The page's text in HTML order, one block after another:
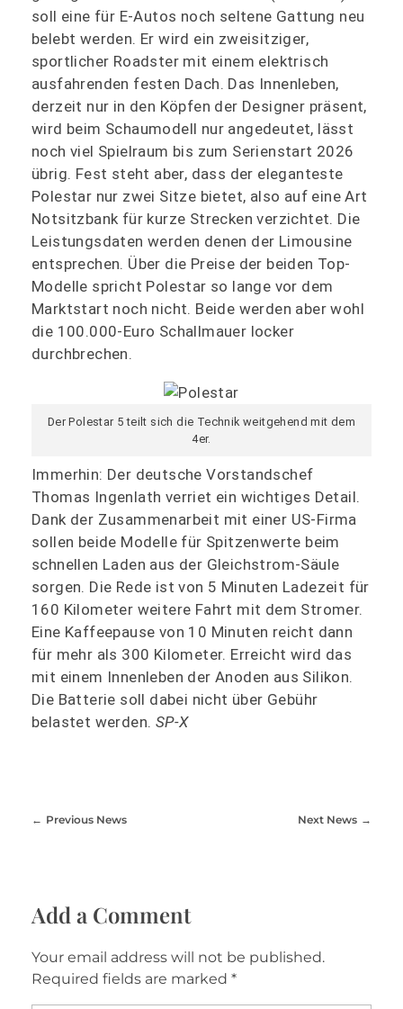
soll eine für E-Autos noch seltene Gattung neu
belebt werden. Er wird ein zweisitziger,
sportlicher Roadster mit einem elektrisch
ausfahrenden festen Dach. Das Innenleben,
derzeit nur in den Köpfen der Designer präsent,
wird beim Schaumodell nur angedeutet, lässt
noch viel Spielraum bis zum Serienstart 2026
übrig. Fest steht aber, dass der eleganteste
Polestar nur zwei Sitze bietet, also auf eine Art
Notsitzbank für kurze Strecken verzichtet. Die
Leistungsdaten werden denen der Limousine
entsprechen. Über die Preise der beiden Top-
Modelle spricht Polestar so lange vor dem
Marktstart noch nicht. Beide werden aber wohl
die 100.000-Euro Schallmauer locker
durchbrechen.
Der Polestar 5 teilt sich die Technik weitgehend mit dem
4er.
Immerhin: Der deutsche Vorstandschef
Thomas Ingenlath verriet ein wichtiges Detail.
Dank der Zusammenarbeit mit einer US-Firma
sollen beide Modelle für Spitzenwerte beim
schnellen Laden aus der Gleichstrom-Säule
sorgen. Die Rede ist von 5 Minuten Ladezeit für
160 Kilometer weitere Fahrt mit dem Stromer.
Eine Kaffeepause von 10 Minuten reicht dann
für mehr als 300 Kilometer. Erreicht wird das
mit einem Innenleben der Anoden aus Silikon.
Die Batterie soll dabei nicht über Gebühr
belastet werden. SP-X
Previous News Next News
Add a Comment
Your email address will not be published.
Required fields are marked *